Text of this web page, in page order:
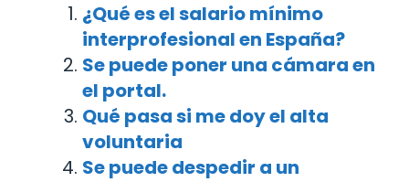
¿Qué es el salario mínimo
interprofesional en España?
Se puede poner una cámara en
el portal.
Qué pasa si me doy el alta
voluntaria
Se puede despedir a un